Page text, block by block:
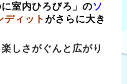
に室内ひろびろ」のソ
ディットがさらに大き
しさがぐんと広がり